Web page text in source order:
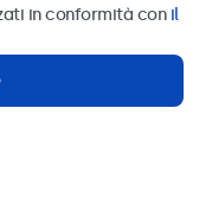
in conformità con il